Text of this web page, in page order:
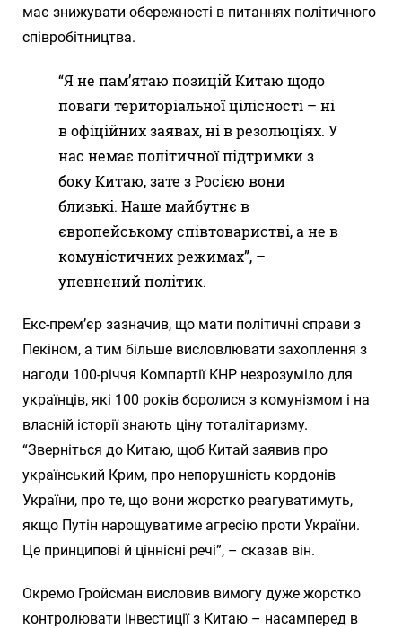
має знижувати обережності в питаннях політичного
співробітництва.
“Я не пам’ятаю позицій Китаю щодо
поваги територіальної цілісності – ні
в офіційних заявах, ні в резолюціях. У
нас немає політичної підтримки з
боку Китаю, зате з Росією вони
близькі. Наше майбутнє в
європейському співтоваристві, а не в
комуністичних режимах”, –
упевнений політик.
Екс-прем’єр зазначив, що мати політичні справи з
Пекіном, а тим більше висловлювати захоплення з
нагоди 100-річчя Компартії КНР незрозуміло для
українців, які 100 років боролися з комунізмом і на
власній історії знають ціну тоталітаризму.
“Зверніться до Китаю, щоб Китай заявив про
український Крим, про непорушність кордонів
України, про те, що вони жорстко реагуватимуть,
якщо Путін нарощуватиме агресію проти України.
Це принципові й ціннісні речі”, – сказав він.
Окремо Гройсман висловив вимогу дуже жорстко
контролювати інвестиції з Китаю – насамперед в